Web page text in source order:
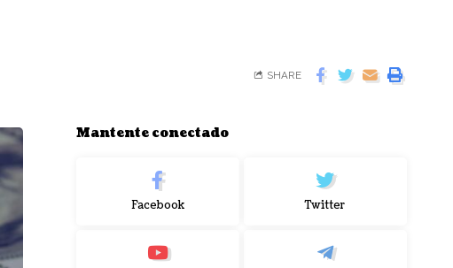
SHARE
Mantente conectado
Facebook Twitter